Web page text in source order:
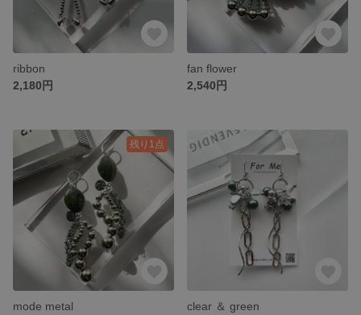
ribbon
2,180円
fan flower
2,540円
残り1点
mode metal
clear ＆ green